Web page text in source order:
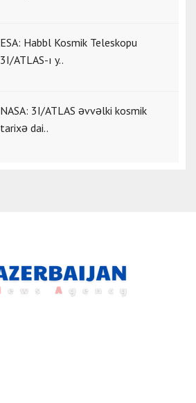
ESA: Habbl Kosmik Teleskopu
3I/ATLAS-ı y..
NASA: 3I/ATLAS əvvəlki kosmik
tarixə dai..